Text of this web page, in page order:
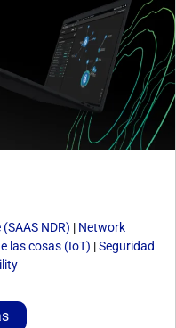
NDR) | Network
las cosas (IoT) |Seguridad